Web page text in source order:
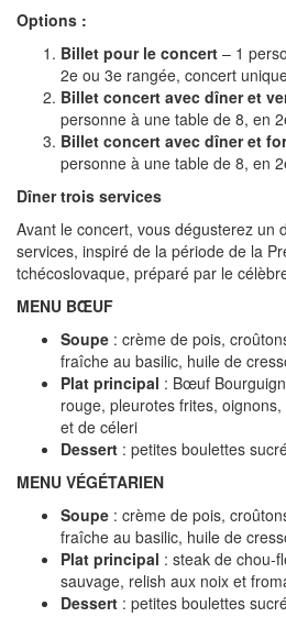
Options :
Billet pour le concert – 1
2e ou 3e rangée, concert
Billet concert avec dîner et
personne à une table de 8, en
Billet concert avec dîner et
personne à une table de 8, en
Dîner trois services
Avant le concert, vous dégusterez un
services, inspiré de la période de la
tchécoslovaque, préparé par le
MENU BŒUF
Soupe : crème de pois,
fraîche au basilic, huile de
Plat principal : Bœuf
rouge, pleurotes frites,
et de céleri
Dessert : petites boulettes
MENU VÉGÉTARIEN
Soupe : crème de pois,
fraîche au basilic, huile de
Plat principal : steak de chou-
sauvage, relish aux noix et
Dessert : petites boulettes